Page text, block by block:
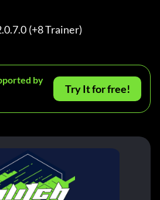
(+8 Trainer)
by
Try It for free!